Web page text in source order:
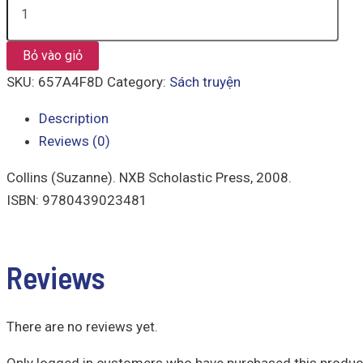
Bỏ vào giỏ
SKU: 657A4F8D Category: Sách truyện
Description
Reviews (0)
Collins (Suzanne). NXB Scholastic Press, 2008.
ISBN: 9780439023481
Reviews
There are no reviews yet.